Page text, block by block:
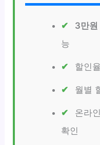
3만원
능
할인율
월별
온라
확인